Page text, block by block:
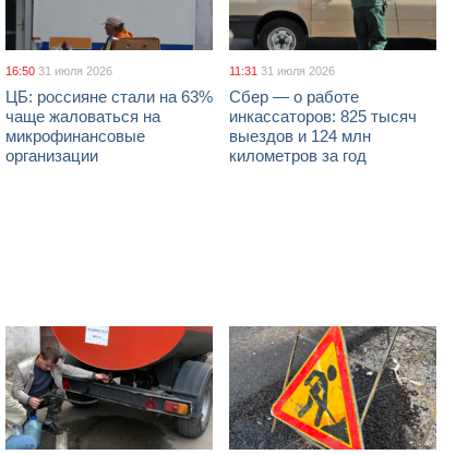
16:50 31 июля 2026
ЦБ: россияне стали на 63%
чаще жаловаться на
микрофинансовые
организации
11:31 31 июля 2026
Сбер — о работе
инкассаторов: 825 тысяч
выездов и 124 млн
километров за год